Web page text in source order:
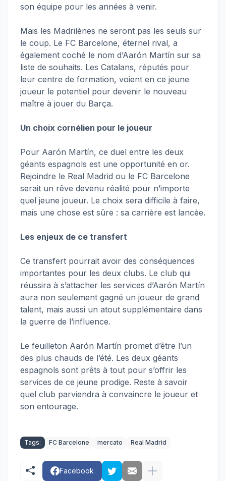
son équipe pour les années à venir.
Mais les Madrilènes ne seront pas les seuls sur
le coup. Le FC Barcelone, éternel rival, a
également coché le nom d’Aarón Martín sur sa
liste de souhaits. Les Catalans, réputés pour
leur centre de formation, voient en ce jeune
joueur le potentiel pour devenir le nouveau
maître à jouer du Barça.
Un choix cornélien pour le joueur
Pour Aarón Martín, ce duel entre les deux
géants espagnols est une opportunité en or.
Rejoindre le Real Madrid ou le FC Barcelone
serait un rêve devenu réalité pour n’importe
quel jeune joueur. Le choix sera difficile à faire,
mais une chose est sûre : sa carrière est lancée.
Les enjeux de ce transfert
Ce transfert pourrait avoir des conséquences
importantes pour les deux clubs. Le club qui
réussira à s’attacher les services d’Aarón Martín
aura non seulement gagné un joueur de grand
talent, mais aussi un atout supplémentaire dans
la guerre de l’influence.
Le feuilleton Aarón Martín promet d’être l’un
des plus chauds de l’été. Les deux géants
espagnols sont prêts à tout pour s’offrir les
services de ce jeune prodige. Reste à savoir
quel club parviendra à convaincre le joueur et
son entourage.
Tags: FC Barcelone mercato Real Madrid
Facebook